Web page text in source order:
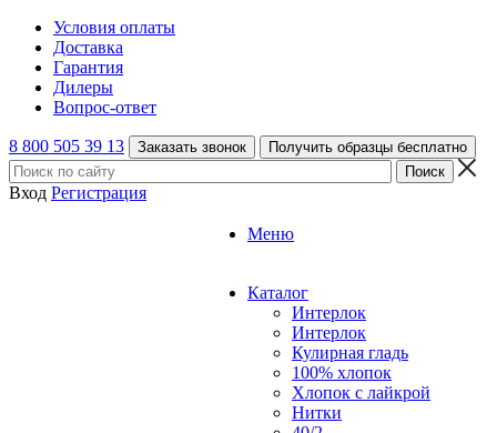
Условия оплаты
Доставка
Гарантия
Дилеры
Вопрос-ответ
8 800 505 39 13 Заказать звонок Получить образцы бесплатно
Вход Регистрация
Меню
Каталог
Интерлок
Интерлок
Кулирная гладь
100% хлопок
Хлопок с лайкрой
Нитки